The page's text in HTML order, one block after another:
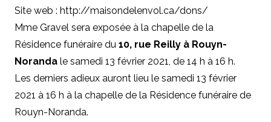
Site web : http://maisondelenvol.ca/dons/
Mme Gravel sera exposée à la chapelle de la
Résidence funéraire du 10, rue Reilly à Rouyn-
Noranda le samedi 13 février 2021, de 14 h à 16 h.
Les derniers adieux auront lieu le samedi 13 février
2021 à 16 h à la chapelle de la Résidence funéraire de
Rouyn-Noranda.